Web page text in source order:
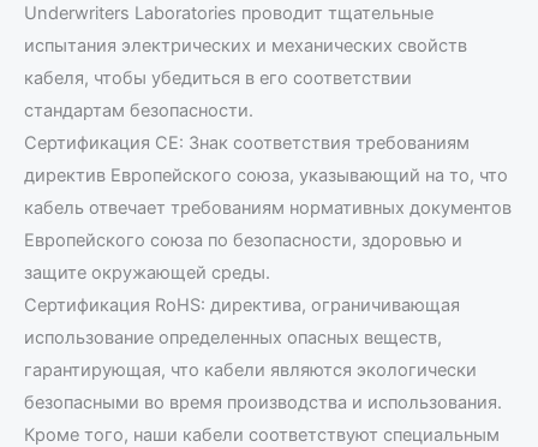
Underwriters Laboratories проводит тщательные
испытания электрических и механических свойств
кабеля, чтобы убедиться в его соответствии
стандартам безопасности.
Сертификация CE: Знак соответствия требованиям
директив Европейского союза, указывающий на то, что
кабель отвечает требованиям нормативных документов
Европейского союза по безопасности, здоровью и
защите окружающей среды.
Сертификация RoHS: директива, ограничивающая
использование определенных опасных веществ,
гарантирующая, что кабели являются экологически
безопасными во время производства и использования.
Кроме того, наши кабели соответствуют специальным